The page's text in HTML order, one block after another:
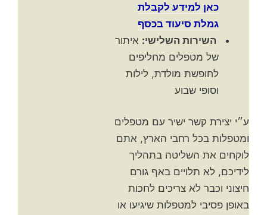
כאן למידע לקבלת
גמלת סיעוד בכסף
השירות השלישי: איתור
של מטפלים מחליפים
לחופשת מולדת, לילות
וסופי שבוע
ע״י יצירת קשר ישיר עם מטפלים
ומטפלות בכל רחבי הארץ, אתם
לוקחים את השליטה בתהליך
לידיכם, לא תלויים באף גורם
חיצוני וכבר לא צריכים לחכות
באופן פסיבי למטפלות שיגיעו או